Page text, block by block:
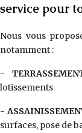
service pour
Nous vous
notamment :
-
lotissements
-
surfaces, pose de